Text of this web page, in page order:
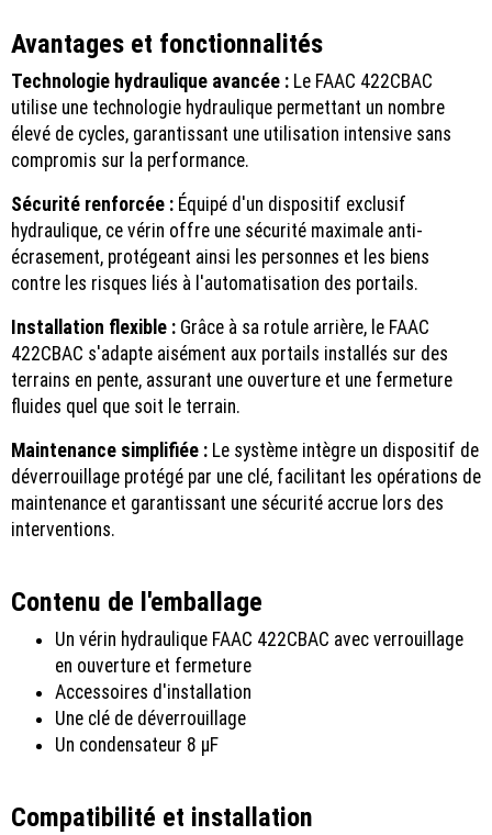
Avantages et fonctionnalités
Technologie hydraulique avancée : Le FAAC 422CBAC
utilise une technologie hydraulique permettant un nombre
élevé de cycles, garantissant une utilisation intensive sans
compromis sur la performance.
Sécurité renforcée : Équipé d'un dispositif exclusif
hydraulique, ce vérin offre une sécurité maximale anti-
écrasement, protégeant ainsi les personnes et les biens
contre les risques liés à l'automatisation des portails.
Installation flexible : Grâce à sa rotule arrière, le FAAC
422CBAC s'adapte aisément aux portails installés sur des
terrains en pente, assurant une ouverture et une fermeture
fluides quel que soit le terrain.
Maintenance simplifiée : Le système intègre un dispositif de
déverrouillage protégé par une clé, facilitant les opérations de
maintenance et garantissant une sécurité accrue lors des
interventions.
Contenu de l'emballage
Un vérin hydraulique FAAC 422CBAC avec verrouillage
en ouverture et fermeture
Accessoires d'installation
Une clé de déverrouillage
Un condensateur 8 µF
Compatibilité et installation